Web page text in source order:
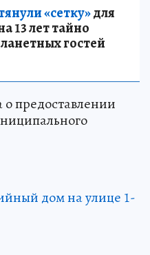
«сетку»для
13 лет тайно
гостей
о предоставлении
дом на улице 1-